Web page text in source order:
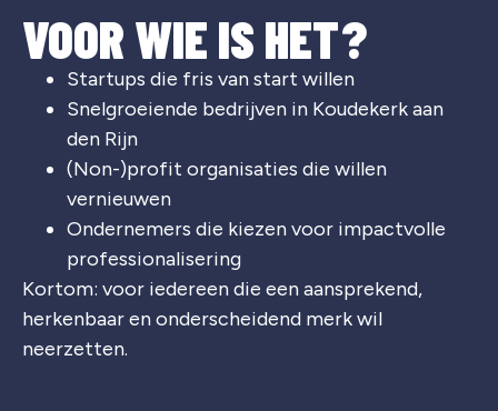
VOOR WIE IS HET?
Startups die fris van start willen
Snelgroeiende bedrijven in Koudekerk aan
den Rijn
(Non-)profit organisaties die willen
vernieuwen
Ondernemers die kiezen voor impactvolle
professionalisering
Kortom: voor iedereen die een aansprekend,
herkenbaar en onderscheidend merk wil
neerzetten.